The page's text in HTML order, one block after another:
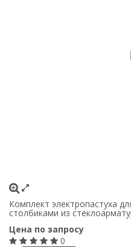
Комплект электропастуха
столбиками из
Цена по запросу
0